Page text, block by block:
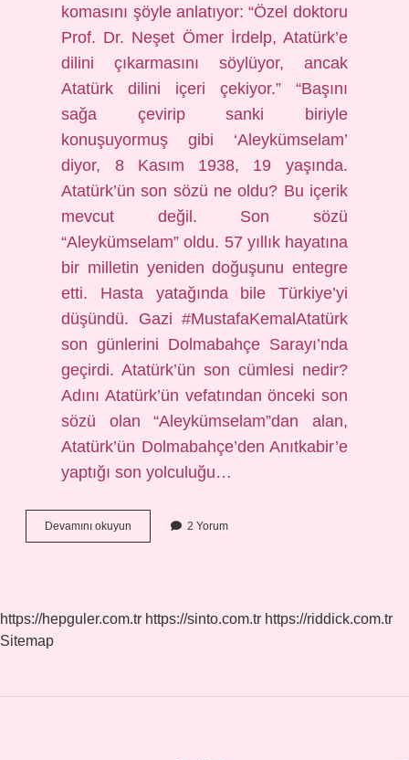
komasını şöyle anlatıyor: “Özel doktoru
Prof. Dr. Neşet Ömer İrdelp, Atatürk’e
dilini çıkarmasını söylüyor, ancak
Atatürk dilini içeri çekiyor.” “Başını
sağa çevirip sanki biriyle
konuşuyormuş gibi ‘Aleykümselam’
diyor, 8 Kasım 1938, 19 yaşında.
Atatürk’ün son sözü ne oldu? Bu içerik
mevcut değil. Son sözü
“Aleykümselam” oldu. 57 yıllık hayatına
bir milletin yeniden doğuşunu entegre
etti. Hasta yatağında bile Türkiye’yi
düşündü. Gazi #MustafaKemalAtatürk
son günlerini Dolmabahçe Sarayı’nda
geçirdi. Atatürk’ün son cümlesi nedir?
Adını Atatürk’ün vefatından önceki son
sözü olan “Aleykümselam”dan alan,
Atatürk’ün Dolmabahçe’den Anıtkabir’e
yaptığı son yolculuğu…
Devamını okuyun
Kemalin
2 Yorum
https://hepguler.com.tr https://sinto.com.tr https://riddick.com.tr
Sitemap